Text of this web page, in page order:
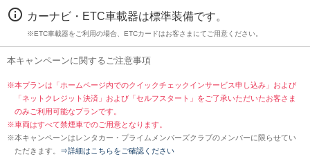
カーナビ・ETC車載器は標準装備です。
※ETC車載器をご利用の場合、ETCカードはお客さまにてご用意ください。
本キャンペーンに関するご注意事項
※本プランは「ホームページ内でのクイックチェックインサービス申し込み」および
「ネットクレジット決済」および「セルフスタート」をご了承いただいたお客さま
のみご利用可能なプランです。
※車両はすべて禁煙車でのご用意となります。
※本キャンペーンはレンタカー・プライムメンバーズクラブのメンバーに限らせてい
ただきます。 ⇒詳細はこちらをご確認ください